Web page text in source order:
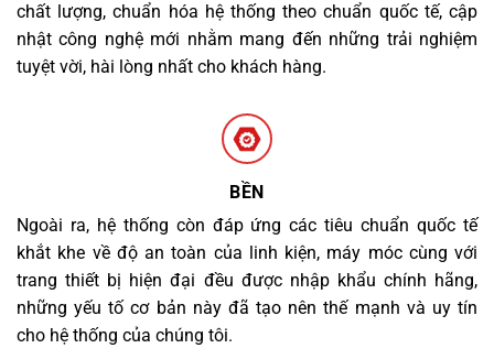
chất lượng, chuẩn hóa hệ thống theo chuẩn quốc tế, cập
nhật công nghệ mới nhằm mang đến những trải nghiệm
tuyệt vời, hài lòng nhất cho khách hàng.
BỀN
Ngoài ra, hệ thống còn đáp ứng các tiêu chuẩn quốc tế
khắt khe về độ an toàn của linh kiện, máy móc cùng với
trang thiết bị hiện đại đều được nhập khẩu chính hãng,
những yếu tố cơ bản này đã tạo nên thế mạnh và uy tín
cho hệ thống của chúng tôi.